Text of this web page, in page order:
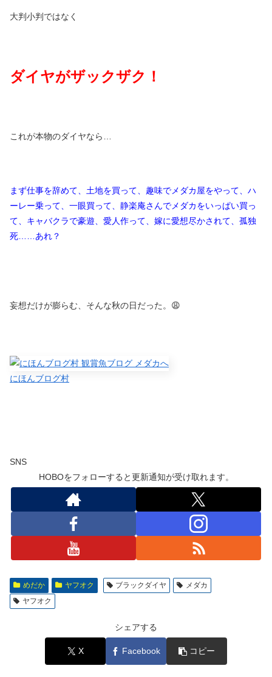
大判小判ではなく
ダイヤがザックザク！
これが本物のダイヤなら…
まず仕事を辞めて、土地を買って、趣味でメダカ屋をやって、ハ
ーレー乗って、一眼買って、静楽庵さんでメダカをいっぱい買っ
て、キャバクラで豪遊、愛人作って、嫁に愛想尽かされて、孤独
死
あれ？
妄想だけが膨らむ、そんな秋の日だった。😩
にほんブログ村
SNS
HOBOをフォローすると更新通知が受け取れます。
めだか ヤフオク ブラックダイヤ
メダカ
ヤフオク
シェアする
X Facebook コピー